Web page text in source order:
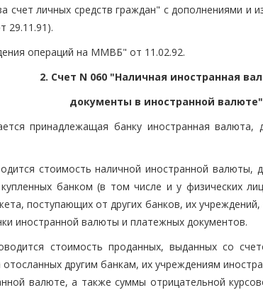
счет личных средств граждан" с дополнениями и
29.11.91).
операций на ММВБ" от 11.02.92.
2. Счет N 060 "Наличная иностранная
документы в иностранной
принадлежащая банку иностранная
стоимость наличной иностранной валюты,
банком (в том числе и у физических
поступающих от других банков, их
иностранной валюты и платежных документов.
стоимость проданных, выданных со
другим банкам, их учреждениям
валюте, а также суммы отрицательной